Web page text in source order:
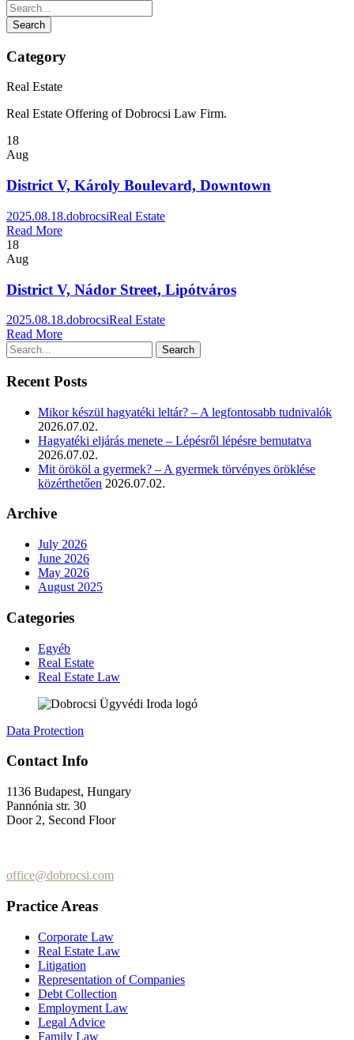
Category
Real Estate
Real Estate Offering of Dobrocsi Law Firm.
18
Aug
District V, Károly Boulevard, Downtown
2025.08.18.dobrocsiReal Estate
Read More
18
Aug
District V, Nádor Street, Lipótváros
2025.08.18.dobrocsiReal Estate
Read More
Recent Posts
Mikor készül hagyatéki leltár? – A legfontosabb tudnivalók
2026.07.02.
Hagyatéki eljárás menete – Lépésről lépésre bemutatva
2026.07.02.
Mit örököl a gyermek? – A gyermek törvényes öröklése
közérthetően 2026.07.02.
Archive
July 2026
June 2026
May 2026
August 2025
Categories
Egyéb
Real Estate
Real Estate Law
Data Protection
Contact Info
1136 Budapest, Hungary
Pannónia str. 30
Door 2, Second Floor
office@dobrocsi.com
Practice Areas
Corporate Law
Real Estate Law
Litigation
Representation of Companies
Debt Collection
Employment Law
Legal Advice
Family Law